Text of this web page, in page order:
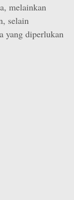
melainkan
selain
yang diperlukan